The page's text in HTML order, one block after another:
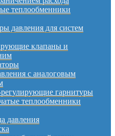
теплообменники
давления для систем
клапаны и
с аналоговым
гарнитуры
теплообменники
давления